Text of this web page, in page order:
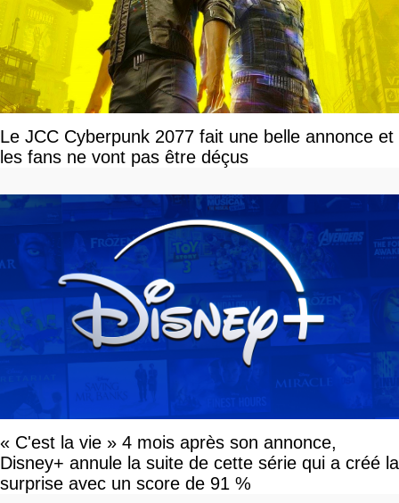
Le JCC Cyberpunk 2077 fait une belle annonce et
les fans ne vont pas être déçus
« C'est la vie » 4 mois après son annonce,
Disney+ annule la suite de cette série qui a créé la
surprise avec un score de 91 %